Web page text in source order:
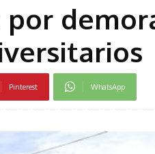
por
Pinterest WhatsApp